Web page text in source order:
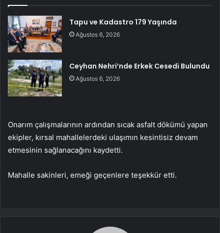
Tapu ve Kadastro 179 Yaşında
Ağustos 6, 2026
Ceyhan Nehri’nde Erkek Cesedi Bulundu
Ağustos 6, 2026
Onarım çalışmalarının ardından sıcak asfalt dökümü yapan
ekipler, kırsal mahallelerdeki ulaşımın kesintisiz devam
etmesinin sağlanacağını kaydetti.
Mahalle sakinleri, emeği geçenlere teşekkür etti.